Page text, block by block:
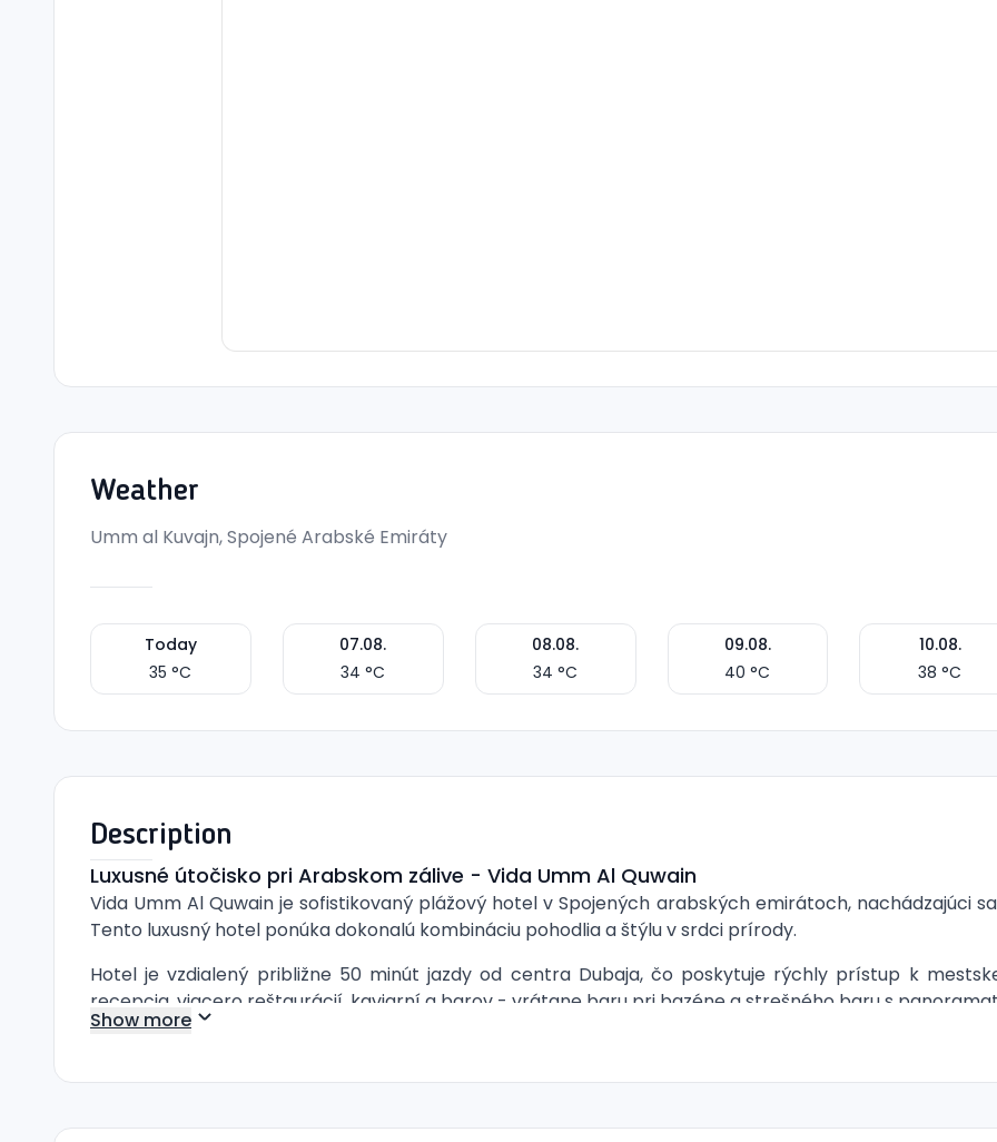
Weather
Umm al Kuvajn, Spojené Arabské Emiráty
Today
35 °C
07.08.
34 °C
08.08.
34 °C
09.08.
40 °C
10.08.
38 °C
Description
Luxusné útočisko pri Arabskom zálive - Vida Umm Al Quwain
Vida Umm Al Quwain je sofistikovaný plážový hotel v Spojených arabských emirátoch, nachádzajúci
Tento luxusný hotel ponúka dokonalú kombináciu pohodlia a štýlu v srdci prírody.
Hotel je vzdialený približne 50 minút jazdy od centra Dubaja, čo poskytuje rýchly prístup k
recepcia, viacero reštaurácií, kaviarní a barov - vrátane baru pri bazéne a strešného baru s
Show more